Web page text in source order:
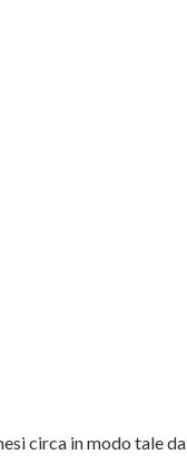
circa in modo tale da